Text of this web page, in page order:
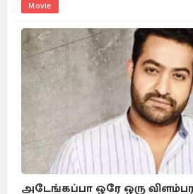
Movie
அடேங்கப்பா ஒரே ஒரு